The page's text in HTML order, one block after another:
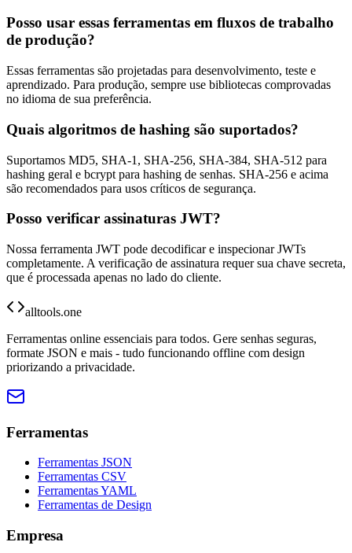
Posso usar essas ferramentas em fluxos de trabalho
de produção?
Essas ferramentas são projetadas para desenvolvimento, teste e
aprendizado. Para produção, sempre use bibliotecas comprovadas
no idioma de sua preferência.
Quais algoritmos de hashing são suportados?
Suportamos MD5, SHA-1, SHA-256, SHA-384, SHA-512 para
hashing geral e bcrypt para hashing de senhas. SHA-256 e acima
são recomendados para usos críticos de segurança.
Posso verificar assinaturas JWT?
Nossa ferramenta JWT pode decodificar e inspecionar JWTs
completamente. A verificação de assinatura requer sua chave secreta,
que é processada apenas no lado do cliente.
alltools.one
Ferramentas online essenciais para todos. Gere senhas seguras,
formate JSON e mais - tudo funcionando offline com design
priorizando a privacidade.
Ferramentas
Ferramentas JSON
Ferramentas CSV
Ferramentas YAML
Ferramentas de Design
Empresa